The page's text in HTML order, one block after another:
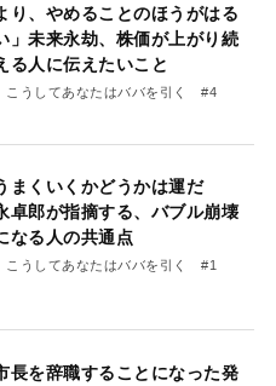
り、やめることのほうがはる
」未来永劫、株価が上がり続
る人に伝えたいこと
うしてあなたはババを引く #4
まくいくかどうかは運だ
卓郎が指摘する、バブル崩壊
なる人の共通点
うしてあなたはババを引く #1
長を辞職することになった発